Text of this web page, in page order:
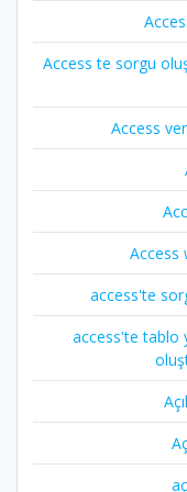
Access te sorgu
Access
Access
access'te
access'te tablo